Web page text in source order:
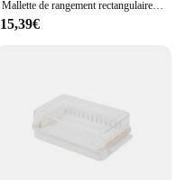
Mallette de rangement rectangulaire en verre pour poupée, plat, fromage, garder au frais, boîte polyvalente, maison, cuisine, récipient alimentaire, évaluation
15,39€